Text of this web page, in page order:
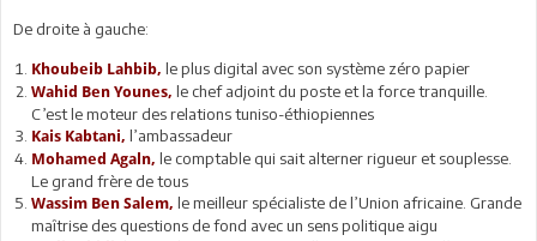
De droite à gauche:
Khoubeib Lahbib, le plus digital avec son système zéro papier
Wahid Ben Younes, le chef adjoint du poste et la force tranquille.
C’est le moteur des relations tuniso-éthiopiennes
Kais Kabtani, l’ambassadeur
Mohamed Agaln, le comptable qui sait alterner rigueur et souplesse.
Le grand frère de tous
Wassim Ben Salem, le meilleur spécialiste de l’Union africaine. Grande
maîtrise des questions de fond avec un sens politique aigu